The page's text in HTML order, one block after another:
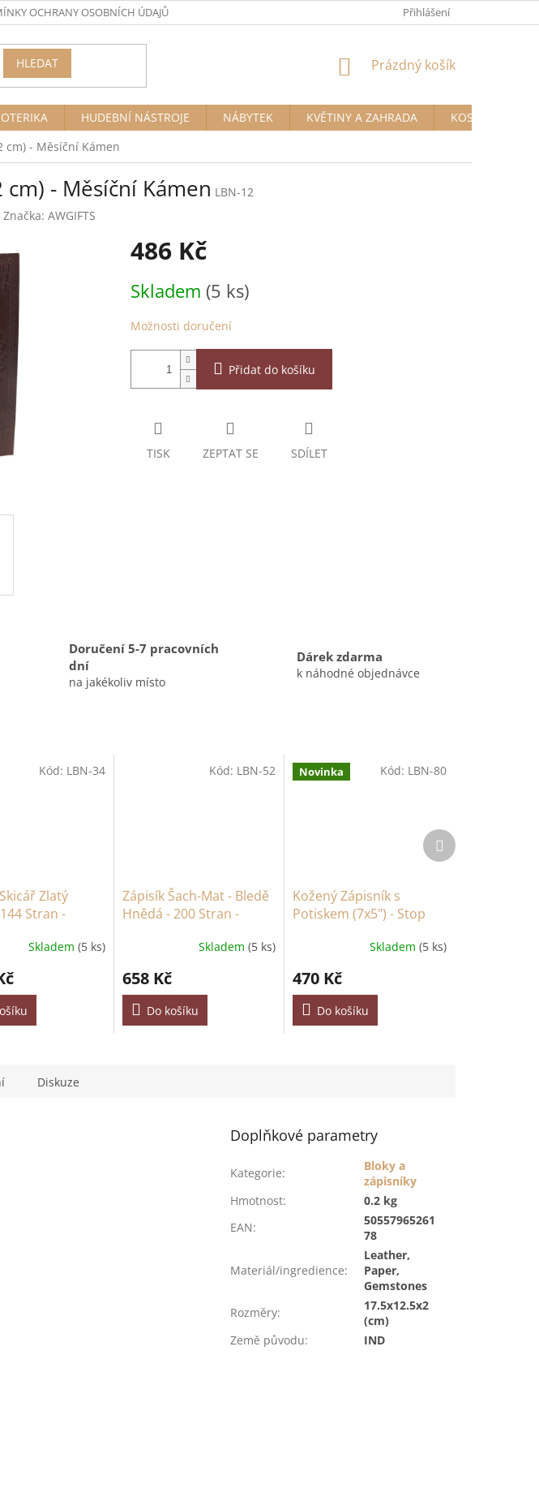
OCHRANY OSOBNÍCH ÚDAJŮ Přihlášení
HLEDAT
NÁKUPNÍ
Prázdný košík
HUDEBNÍ NÁSTROJE NÁBYTEK KVĚTINY A ZAHRADA
KOSMETIKA A
cm) - Měsíční Kámen
- Měsíční Kámen LBN-12
Značka: AWGIFTS
486 Kč
cena:
Skladem (5 ks)
Možnosti doručení
Přidat do košíku
TISK ZEPTAT SE SDÍLET
Doručení 5-7 pracovních
dní
na jakékoliv místo
Dárek zdarma
k náhodné objednávce
Zlatý
Stran -
Skladem (5 ks)
Kód: LBN-34
Zápisík Šach-Mat - Bledě
Hnědá - 200 Stran -
Skladem(5 ks)
658 Kč
Do košíku
Kód: LBN-52 Novinka
Kožený Zápisník s
Potiskem (7x5") - Stop
Čistých StranSkladem (5 ks)
470 Kč
Do košíku
Kód: LBN-80
Další
produkt
Diskuze
Doplňkové parametry
Kategorie:
Bloky a
zápisníky
Hmotnost:
0.2 kg
EAN:
50557965261
78
Materiál/ingredience:
Leather,
Paper,
Gemstones
Rozměry:
17.5x12.5x2
(cm)
Země původu: IND